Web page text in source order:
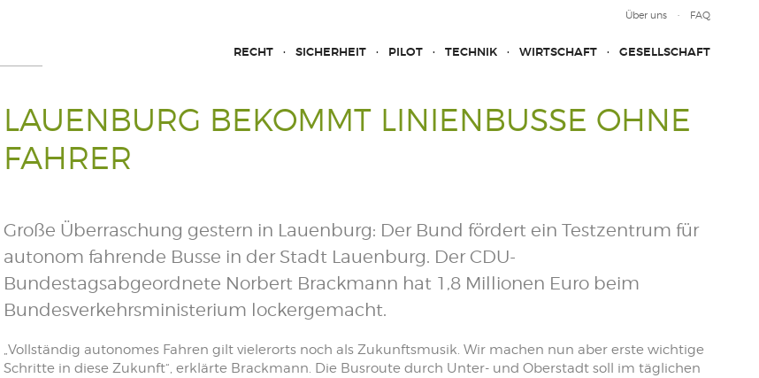
Über uns FAQ
RECHT SICHERHEIT PILOT TECHNIK WIRTSCHAFT GESELLSCHAFT
LAUENBURG BEKOMMT LINIENBUSSE OHNE
FAHRER
Große Überraschung gestern in Lauenburg: Der Bund fördert ein Testzentrum für
autonom fahrende Busse in der Stadt Lauenburg. Der CDU-
Bundestagsabgeordnete Norbert Brackmann hat 1,8 Millionen Euro beim
Bundesverkehrsministerium lockergemacht.
„Vollständig autonomes Fahren gilt vielerorts noch als Zukunftsmusik. Wir machen nun aber erste wichtige
Schritte in diese Zukunft“, erklärte Brackmann. Die Busroute durch Unter- und Oberstadt soll im täglichen